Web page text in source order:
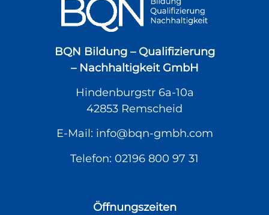
BQN Bildung – Qualifizierung
– Nachhaltigkeit GmbH
Hindenburgstr 6a-10a
42853 Remscheid
E-Mail: info@bqn-gmbh.com
Telefon: 02196 800 97 31
Öffnungszeiten